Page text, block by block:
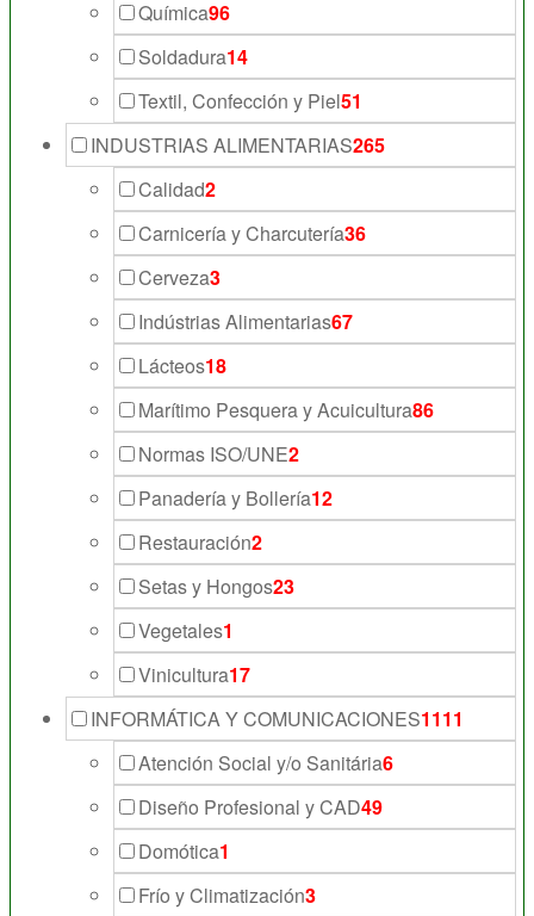
Química96
Soldadura14
Textil, Confección y Piel51
INDUSTRIAS ALIMENTARIAS265
Calidad2
Carnicería y Charcutería36
Cerveza3
Indústrias Alimentarias67
Lácteos18
Marítimo Pesquera y Acuicultura86
Normas ISO/UNE2
Panadería y Bollería12
Restauración2
Setas y Hongos23
Vegetales1
Vinicultura17
INFORMÁTICA Y COMUNICACIONES1111
Atención Social y/o Sanitária6
Diseño Profesional y CAD49
Domótica1
Frío y Climatización3